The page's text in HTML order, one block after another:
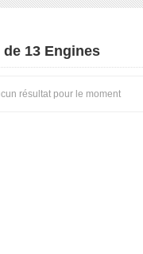
13 Engines
résultat pour le moment